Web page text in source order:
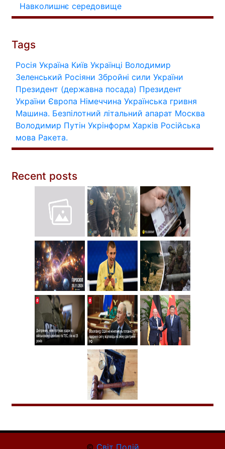
Навколишнє середовище
Tags
Росія Україна Київ Українці Володимир
Зеленський Росіяни Збройні сили України
Президент (державна посада) Президент
України Європа Німеччина Українська гривня
Машина. Безпілотний літальний апарат Москва
Володимир Путін Укрінформ Харків Російська
мова Ракета.
Recent posts
© Світ Подій